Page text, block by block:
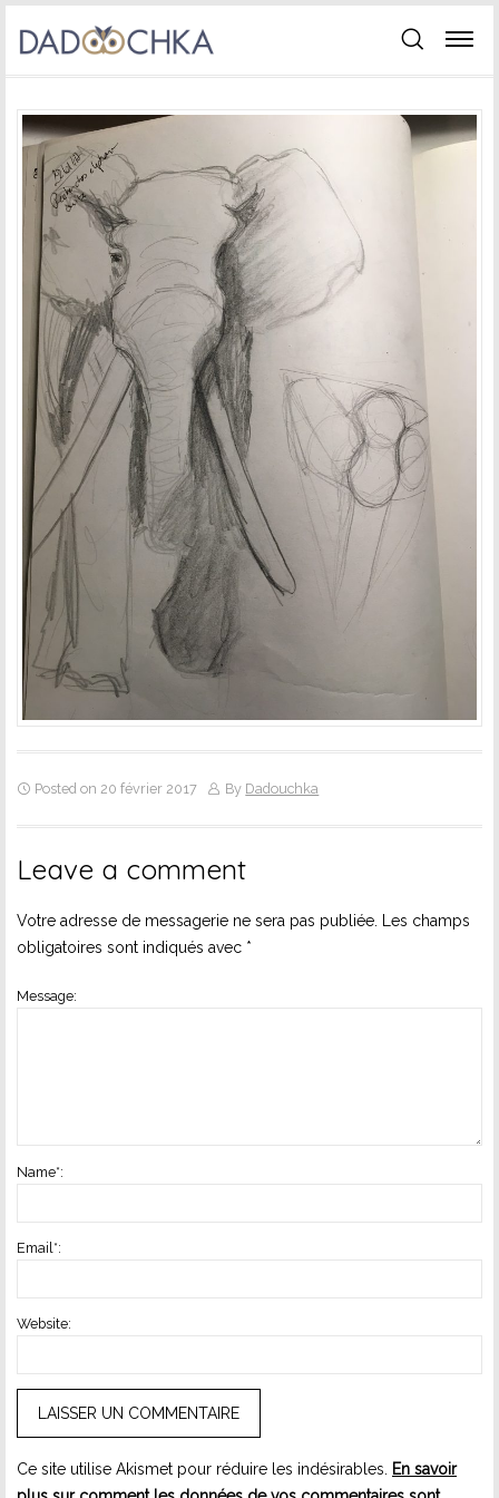
Posted on 20 février 2017 By Dadouchka
Leave a comment
Votre adresse de messagerie ne sera pas publiée.
Les champs
obligatoires sont indiqués avec *
Message:
Name*:
Email*:
Website:
Ce site utilise Akismet pour réduire les indésirables. En savoir